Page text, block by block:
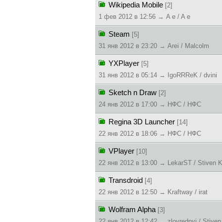
Wikipedia Mobile [2]
1 фев 2012 в 12:56 → A e / A e
Steam [5]
31 янв 2012 в 23:20 → Arei / Malcolm
YXPlayer [5]
31 янв 2012 в 05:14 → IgoRRReK / dvini
Sketch n Draw [2]
24 янв 2012 в 17:00 → НФС / НФС
Regina 3D Launcher [14]
22 янв 2012 в 18:06 → НФС / НФС
VPlayer [10]
22 янв 2012 в 13:00 → LekarST / Stiven
Transdroid [4]
22 янв 2012 в 12:50 → Kraftway / irat
Wolfram Alpha [3]